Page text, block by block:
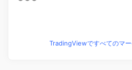
TradingViewですべてのマ